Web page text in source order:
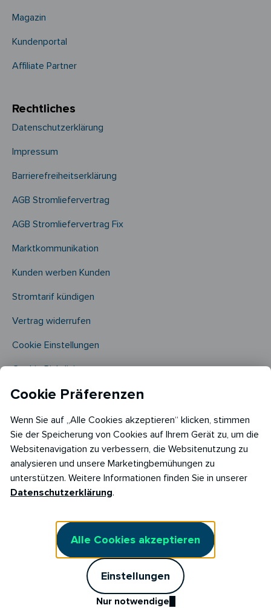
Magazin
Kundenportal
Affiliate Partner
Rechtliches
Datenschutzerklärung
Impressum
Barrierefreiheitserklärung
AGB Stromliefervertrag
AGB Stromliefervertrag Fix
Marktkommunikation
Kunden werben Kunden
Stromtarif kündigen
Vertrag widerrufen
Cookie Einstellungen
Cookie Richtlinie​
Copyright © 2026
RABOT Energy DE GmbH
Hopfenmarkt 33,
Cookie Präferenzen
Wenn Sie auf „Alle Cookies akzeptieren“ klicken, stimmen
Sie der Speicherung von Cookies auf Ihrem Gerät zu, um die
Websitenavigation zu verbessern, die Websitenutzung zu
analysieren und unsere Marketingbemühungen zu
unterstützen. Weitere Informationen finden Sie in unserer
Datenschutzerklärung.
Alle Cookies akzeptieren
Einstellungen
Nur notwendige